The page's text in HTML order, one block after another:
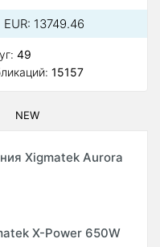
EUR: 13749.46
49
15157
NEW
Xigmatek Aurora
X-Power 650W